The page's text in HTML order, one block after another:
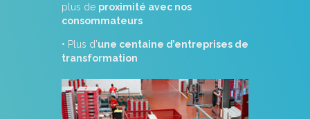
plus de proximité avec nos
consommateurs
• Plus d’une centaine d’entreprises de
transformation